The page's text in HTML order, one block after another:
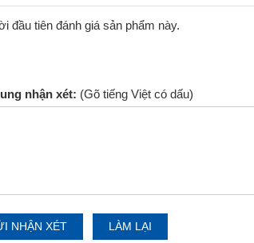
đầu tiên đánh giá sản phẩm này.
nhận xét: (Gõ tiếng Việt có dấu)